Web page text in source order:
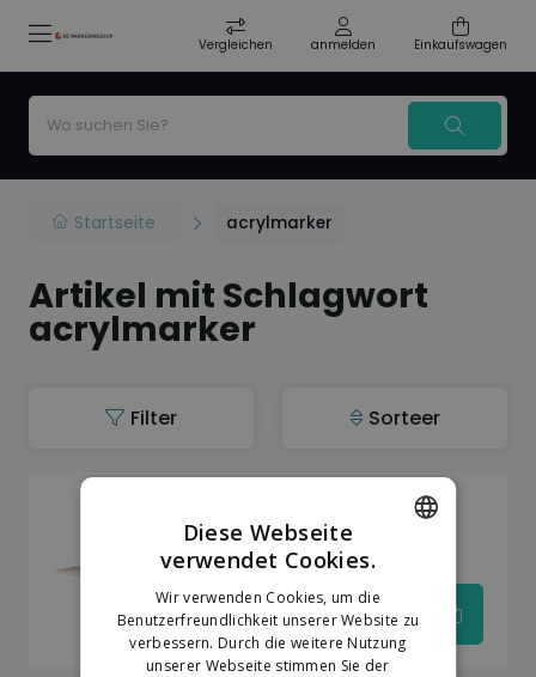
Vergleichen anmelden Einkaufswagen
Startseite acrylmarker
Artikel mit Schlagwort
acrylmarker
Filter Sorteer
Posca
PC-1MC-0.7-1 mm Weiß
€3,15
DUTCH
GERMAN
Diese Webseite
verwendet Cookies.
Wir verwenden Cookies, um die
Benutzerfreundlichkeit unserer Website zu
verbessern. Durch die weitere Nutzung
unserer Webseite stimmen Sie der